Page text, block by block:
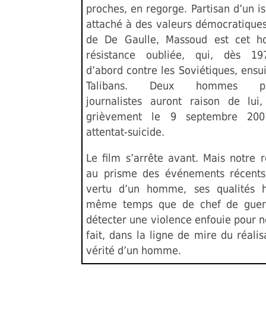
proches, en regorge. Partisan d’un
attaché à des valeurs
de De Gaulle, Massoud est cet
résistance oubliée, qui, dès
d’abord contre les Soviétiques,
Talibans. Deux hommes
journalistes auront raison de
grièvement le 9 septembre
attentat-suicide.
Le film s’arrête avant. Mais notre
au prisme des événements
vertu d’un homme, ses qualités
même temps que de chef de
détecter une violence enfouie pour
fait, dans la ligne de mire du
vérité d’un homme.